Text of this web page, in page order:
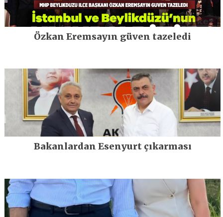
Özkan Eremsayın güven tazeledi
Bakanlardan Esenyurt çıkarması